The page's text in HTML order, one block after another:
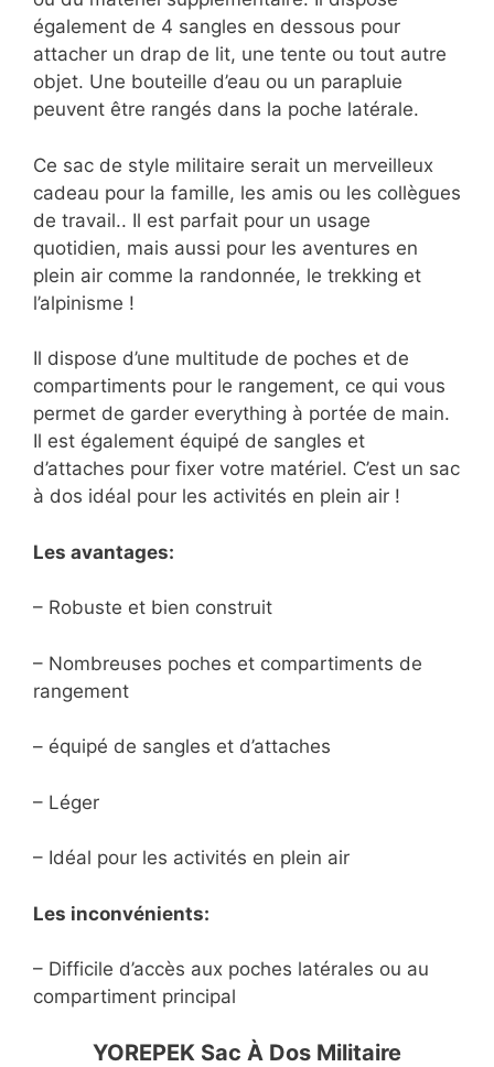
également de 4 sangles en dessous pour
attacher un drap de lit, une tente ou tout autre
objet. Une bouteille d’eau ou un parapluie
peuvent être rangés dans la poche latérale.
Ce sac de style militaire serait un merveilleux
cadeau pour la famille, les amis ou les collègues
de travail.. Il est parfait pour un usage
quotidien, mais aussi pour les aventures en
plein air comme la randonnée, le trekking et
l’alpinisme !
Il dispose d’une multitude de poches et de
compartiments pour le rangement, ce qui vous
permet de garder everything à portée de main.
Il est également équipé de sangles et
d’attaches pour fixer votre matériel. C’est un sac
à dos idéal pour les activités en plein air !
Les avantages:
– Robuste et bien construit
– Nombreuses poches et compartiments de
rangement
– équipé de sangles et d’attaches
– Léger
– Idéal pour les activités en plein air
Les inconvénients:
– Difficile d’accès aux poches latérales ou au
compartiment principal
YOREPEK Sac À Dos Militaire